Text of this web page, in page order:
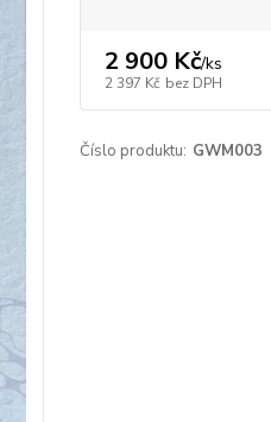
2 900 Kč/ks
2 397 Kč bez DPH
Číslo produktu: GWM003